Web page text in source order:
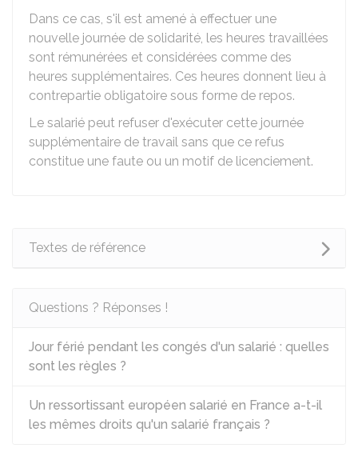
Dans ce cas, s'il est amené à effectuer une
nouvelle journée de solidarité, les heures travaillées
sont rémunérées et considérées comme des
heures supplémentaires. Ces heures donnent lieu à
contrepartie obligatoire sous forme de repos.
Le salarié peut refuser d'exécuter cette journée
supplémentaire de travail sans que ce refus
constitue une faute ou un motif de licenciement.
Textes de référence
Questions ? Réponses !
Jour férié pendant les congés d'un salarié : quelles
sont les règles ?
Un ressortissant européen salarié en France a-t-il
les mêmes droits qu'un salarié français ?